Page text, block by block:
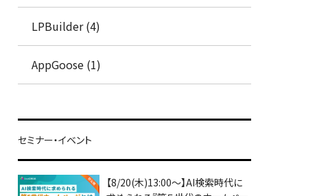
LPBuilder (4)
AppGoose (1)
セミナー・イベント
【8/20(木)13:00～】AI検索時代に